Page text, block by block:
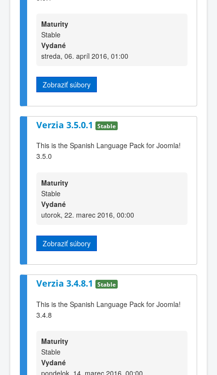
Maturity
Stable
Vydané
streda, 06. apríl 2016, 01:00
Zobraziť súbory
Verzia 3.5.0.1 Stable
This is the Spanish Language Pack for Joomla!
3.5.0
Maturity
Stable
Vydané
utorok, 22. marec 2016, 00:00
Zobraziť súbory
Verzia 3.4.8.1 Stable
This is the Spanish Language Pack for Joomla!
3.4.8
Maturity
Stable
Vydané
pondelok, 14. marec 2016, 00:00